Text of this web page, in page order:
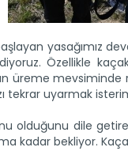
yasağımız
Özellikle
üreme
tekrar uyarmak
olduğunu dile
kadar bekliyor.